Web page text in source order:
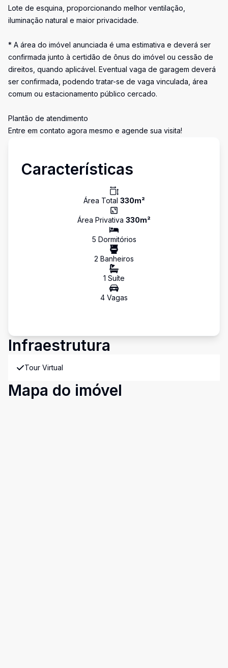
Lote de esquina, proporcionando melhor ventilação,
iluminação natural e maior privacidade.
* A área do imóvel anunciada é uma estimativa e deverá ser
confirmada junto à certidão de ônus do imóvel ou cessão de
direitos, quando aplicável. Eventual vaga de garagem deverá
ser confirmada, podendo tratar-se de vaga vinculada, área
comum ou estacionamento público cercado.
Plantão de atendimento
Entre em contato agora mesmo e agende sua visita!
Características
Área Total 330m²
Área Privativa 330m²
5 Dormitórios
2 Banheiros
1 Suíte
4 Vagas
Infraestrutura
Tour Virtual
Mapa do imóvel